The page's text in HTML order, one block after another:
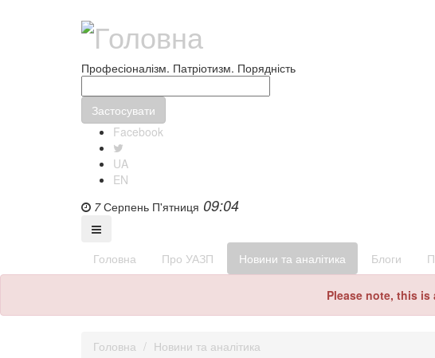
Професіоналізм. Патріотизм. Порядність
Facebook
UA
EN
7Серпень П'ятниця 09:04
Головна Про УАЗП Новини та аналітика Блоги
Please note, this
Головна Новини та аналітика